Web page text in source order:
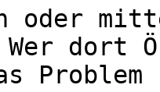
oder
dort